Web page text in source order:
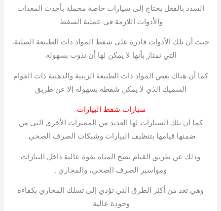
السدد بالفعل يحتاج إلى سيارات خاصة محملة بأحدث المعدات
والأدوات اللازمة في عملية الشفط.
حيث أن تلك الأدوات قادرة على شفط المواد ذات الطبيعة الصلبة،
التي تمتاز بأنها لا يمكن لها أن تذوب بسهولة.
كما أن هناك بعض المواد ذات الطبيعة الزيتية والدهنية ذات القوام
السميك الذي لا يمكن شفطه بسهولة إلا عن طريق
سيارات شفط البيارات.
كما أن تلك السيارات لها العديد من المميزات الأخرى التي من
ضمنها قيامها بتنظيف البيارات وشبكات الصرف الصحي .
وذلك عن طريق القيام بضخ المياه بقوة عالية داخل البيارات
ومواسير الصرف الصحي، والمجاري .
وهي تعد من أكثر الطرق التي تؤدي إلى تسلك المجاري بكفاءة
وجودة عالية.